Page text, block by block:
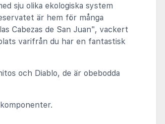
sju olika ekologiska system
är hem för många
Cabezas de San Juan", vackert
varifrån du har en fantastisk
och Diablo, de är obebodda